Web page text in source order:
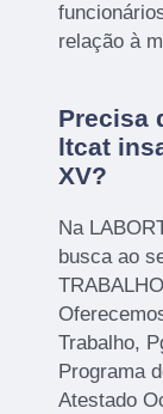
relação à
Precisa
ltcat
XV?
Na
busca ao
Trabalho,
Programa
Atestado